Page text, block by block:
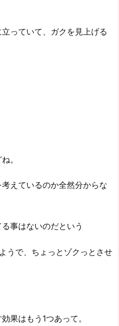
っていて、ガクを見上げる
。
えているのか全然分からな
事はないのだという
うで、ちょっとゾクっとさせ
果はもう1つあって。